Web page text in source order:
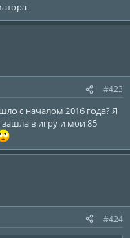
#423
с началом 2016 года? Я
зашла в игру и мои 85
#424